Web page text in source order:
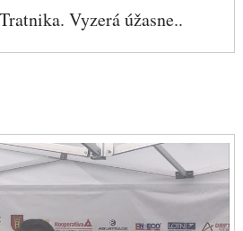
Vyzerá úžasne..